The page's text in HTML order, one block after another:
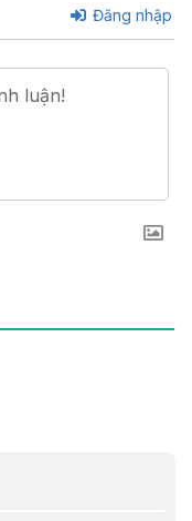
Đăng nhập